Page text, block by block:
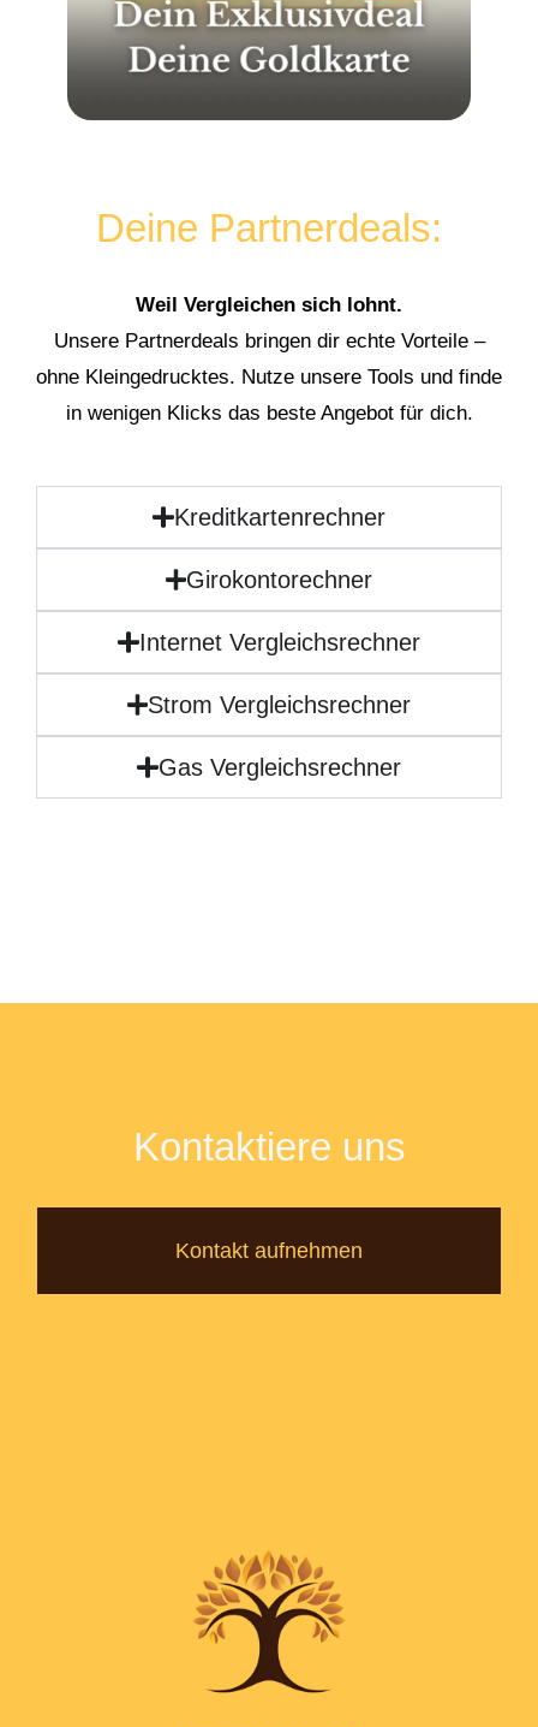
Deine Partnerdeals:
Weil Vergleichen sich lohnt.
Unsere Partnerdeals bringen dir echte Vorteile –
ohne Kleingedrucktes. Nutze unsere Tools und finde
in wenigen Klicks das beste Angebot für dich.
Kreditkartenrechner
Girokontorechner
Internet Vergleichsrechner
Strom Vergleichsrechner
Gas Vergleichsrechner
Kontaktiere uns
Kontakt aufnehmen